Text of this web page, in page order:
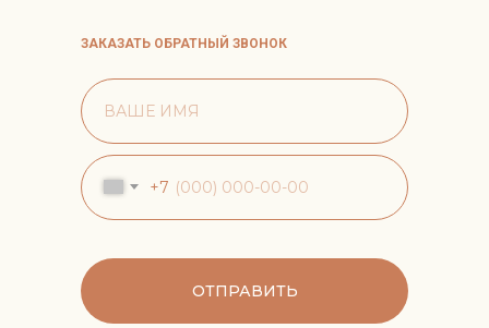
ЗАКАЗАТЬ ОБРАТНЫЙ ЗВОНОК
+7
ОТПРАВИТЬ